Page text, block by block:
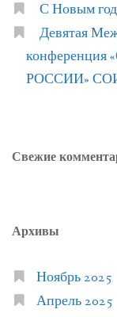
С Новым
Девятая
РОССИИ»
Свежие
Архивы
Ноябрь 2025
Апрель 2025